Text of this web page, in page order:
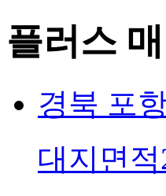
플러스
경북 포
대지면적